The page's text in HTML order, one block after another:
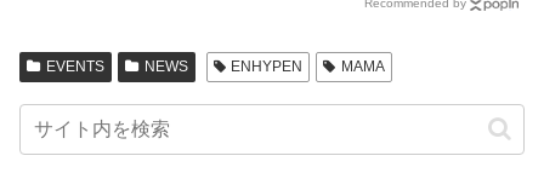
EVENTS NEWS ENHYPEN MAMA